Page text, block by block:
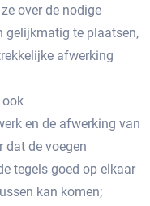
over de nodige
gelijkmatig te plaatsen,
afwerking
ook
en de afwerking van
dat de voegen
tegels goed op elkaar
kan komen;